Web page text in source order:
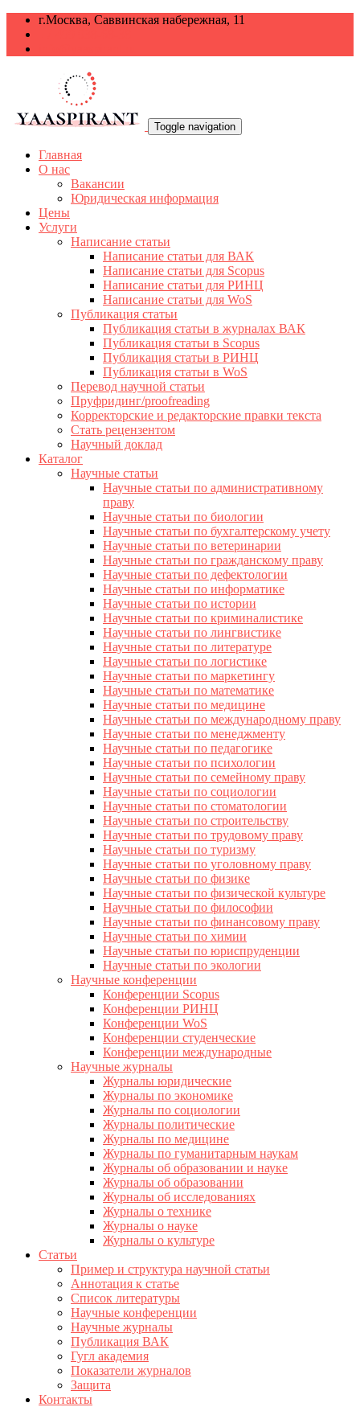
г.Москва, Саввинская набережная, 11
Toggle navigation
Главная
О нас
Вакансии
Юридическая информация
Цены
Услуги
Написание статьи
Написание статьи для ВАК
Написание статьи для Scopus
Написание статьи для РИНЦ
Написание статьи для WoS
Публикация статьи
Публикация статьи в журналах ВАК
Публикация статьи в Scopus
Публикация статьи в РИНЦ
Публикация статьи в WoS
Перевод научной статьи
Пруфридинг/proofreading
Корректорские и редакторские правки текста
Стать рецензентом
Научный доклад
Каталог
Научные статьи
Научные статьи по административному
праву
Научные статьи по биологии
Научные статьи по бухгалтерскому учету
Научные статьи по ветеринарии
Научные статьи по гражданскому праву
Научные статьи по дефектологии
Научные статьи по информатике
Научные статьи по истории
Научные статьи по криминалистике
Научные статьи по лингвистике
Научные статьи по литературе
Научные статьи по логистике
Научные статьи по маркетингу
Научные статьи по математике
Научные статьи по медицине
Научные статьи по международному праву
Научные статьи по менеджменту
Научные статьи по педагогике
Научные статьи по психологии
Научные статьи по семейному праву
Научные статьи по социологии
Научные статьи по стоматологии
Научные статьи по строительству
Научные статьи по трудовому праву
Научные статьи по туризму
Научные статьи по уголовному праву
Научные статьи по физике
Научные статьи по физической культуре
Научные статьи по философии
Научные статьи по финансовому праву
Научные статьи по химии
Научные статьи по юриспруденции
Научные статьи по экологии
Научные конференции
Конференции Scopus
Конференции РИНЦ
Конференции WoS
Конференции студенческие
Конференции международные
Научные журналы
Журналы юридические
Журналы по экономике
Журналы по социологии
Журналы политические
Журналы по медицине
Журналы по гуманитарным наукам
Журналы об образовании и науке
Журналы об образовании
Журналы об исследованиях
Журналы о технике
Журналы о науке
Журналы о культуре
Статьи
Пример и структура научной статьи
Аннотация к статье
Список литературы
Научные конференции
Научные журналы
Публикация ВАК
Гугл академия
Показатели журналов
Защита
Контакты